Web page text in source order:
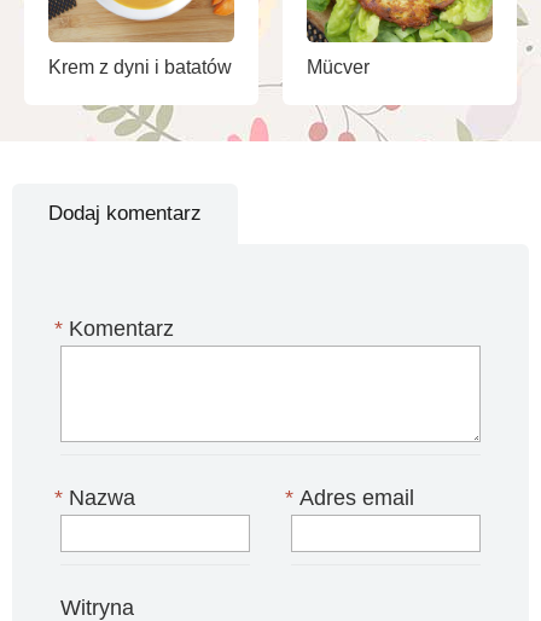
Krem z dyni i batatów Mücver
Dodaj komentarz
Komentarz
*
Nazwa
* Adres email
*
Witryna